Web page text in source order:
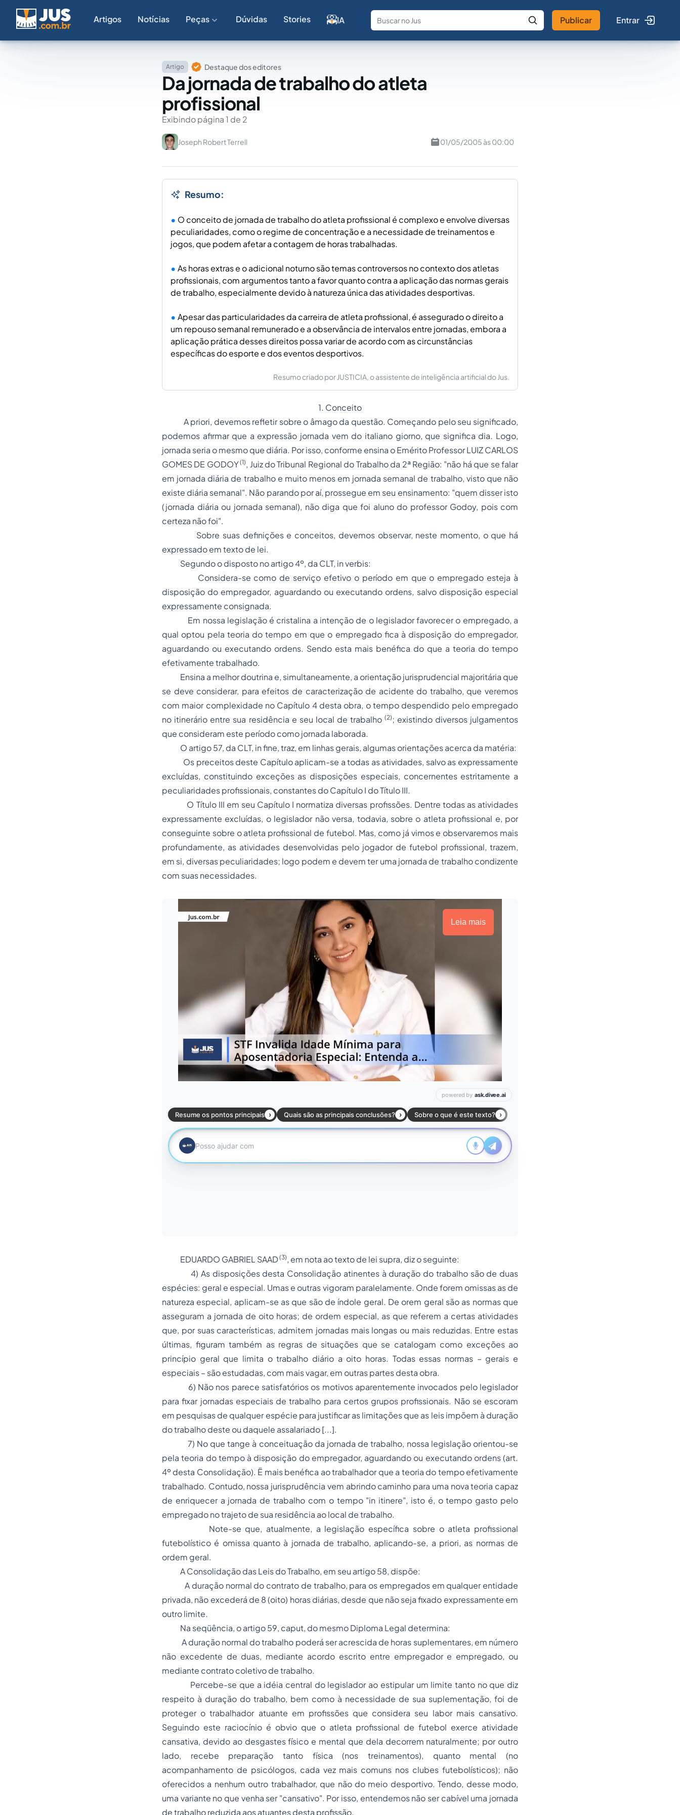
Artigos Notícias Peças Dúvidas Stories IA
Fale com a IA Buscar no Jus
Publicar Entrar
Artigo Destaque dos editores
Da jornada de trabalho do atleta
profissional
Exibindo página 1 de 2
Joseph Robert Terrell 01/05/2005 às 00:00
Resumo:
O conceito de jornada de trabalho do atleta profissional é complexo e envolve diversas
peculiaridades, como o regime de concentração e a necessidade de treinamentos e
jogos, que podem afetar a contagem de horas trabalhadas.
As horas extras e o adicional noturno são temas controversos no contexto dos atletas
profissionais, com argumentos tanto a favor quanto contra a aplicação das normas gerais
de trabalho, especialmente devido à natureza única das atividades desportivas.
Apesar das particularidades da carreira de atleta profissional, é assegurado o direito a
um repouso semanal remunerado e a observância de intervalos entre jornadas, embora a
aplicação prática desses direitos possa variar de acordo com as circunstâncias
específicas do esporte e dos eventos desportivos.
Resumo criado por JUSTICIA, o assistente de inteligência artificial do Jus.
1. Conceito
A priori, devemos refletir sobre o âmago da questão. Começando pelo seu significado,
podemos afirmar que a expressão jornada vem do italiano giorno, que significa dia. Logo,
jornada seria o mesmo que diária. Por isso, conforme ensina o Emérito Professor LUIZ CARLOS
GOMES DE GODOY(1), Juiz do Tribunal Regional do Trabalho da 2ª Região: "não há que se falar
em jornada diária de trabalho e muito menos em jornada semanal de trabalho, visto que não
existe diária semanal". Não parando por aí, prossegue em seu ensinamento: "quem disser isto
(jornada diária ou jornada semanal), não diga que foi aluno do professor Godoy, pois com
certeza não foi".
Sobre suas definições e conceitos, devemos observar, neste momento, o que há
expressado em texto de lei.
Segundo o disposto no artigo 4º, da CLT, in verbis:
Considera-se como de serviço efetivo o período em que o empregado esteja à
disposição do empregador, aguardando ou executando ordens, salvo disposição especial
expressamente consignada.
Em nossa legislação é cristalina a intenção de o legislador favorecer o empregado, a
qual optou pela teoria do tempo em que o empregado fica à disposição do empregador,
aguardando ou executando ordens. Sendo esta mais benéfica do que a teoria do tempo
efetivamente trabalhado.
Ensina a melhor doutrina e, simultaneamente, a orientação jurisprudencial majoritária que
se deve considerar, para efeitos de caracterização de acidente do trabalho, que veremos
com maior complexidade no Capítulo 4 desta obra, o tempo despendido pelo empregado
no itinerário entre sua residência e seu local de trabalho (2) ; existindo diversos julgamentos
que consideram este período como jornada laborada.
O artigo 57, da CLT, in fine, traz, em linhas gerais, algumas orientações acerca da matéria:
Os preceitos deste Capítulo aplicam-se a todas as atividades, salvo as expressamente
excluídas, constituindo exceções as disposições especiais, concernentes estritamente a
peculiaridades profissionais, constantes do Capítulo I do Título III.
O Título III em seu Capítulo I normatiza diversas profissões. Dentre todas as atividades
expressamente excluídas, o legislador não versa, todavia, sobre o atleta profissional e, por
conseguinte sobre o atleta profissional de futebol. Mas, como já vimos e observaremos mais
profundamente, as atividades desenvolvidas pelo jogador de futebol profissional, trazem,
em si, diversas peculiaridades; logo podem e devem ter uma jornada de trabalho condizente
com suas necessidades.
Leia mais
EDUARDO GABRIEL SAAD(3), em nota ao texto de lei supra, diz o seguinte:
4) As disposições desta Consolidação atinentes à duração do trabalho são de duas
espécies: geral e especial. Umas e outras vigoram paralelamente. Onde forem omissas as de
natureza especial, aplicam-se as que são de índole geral. De orem geral são as normas que
asseguram a jornada de oito horas; de ordem especial, as que referem a certas atividades
que, por suas características, admitem jornadas mais longas ou mais reduzidas. Entre estas
últimas, figuram também as regras de situações que se catalogam como exceções ao
princípio geral que limita o trabalho diário a oito horas. Todas essas normas – gerais e
especiais – são estudadas, com mais vagar, em outras partes desta obra.
6) Não nos parece satisfatórios os motivos aparentemente invocados pelo legislador
para fixar jornadas especiais de trabalho para certos grupos profissionais. Não se escoram
em pesquisas de qualquer espécie para justificar as limitações que as leis impõem à duração
do trabalho deste ou daquele assalariado [...].
7) No que tange à conceituação da jornada de trabalho, nossa legislação orientou-se
pela teoria do tempo à disposição do empregador, aguardando ou executando ordens (art.
4º desta Consolidação). Ë mais benéfica ao trabalhador que a teoria do tempo efetivamente
trabalhado. Contudo, nossa jurisprudência vem abrindo caminho para uma nova teoria capaz
de enriquecer a jornada de trabalho com o tempo "in itinere", isto é, o tempo gasto pelo
empregado no trajeto de sua residência ao local de trabalho.
Note-se que, atualmente, a legislação específica sobre o atleta profissional
futebolístico é omissa quanto à jornada de trabalho, aplicando-se, a priori, as normas de
ordem geral.
A Consolidação das Leis do Trabalho, em seu artigo 58, dispõe:
A duração normal do contrato de trabalho, para os empregados em qualquer entidade
privada, não excederá de 8 (oito) horas diárias, desde que não seja fixado expressamente em
outro limite.
Na seqüência, o artigo 59, caput, do mesmo Diploma Legal determina:
A duração normal do trabalho poderá ser acrescida de horas suplementares, em número
não excedente de duas, mediante acordo escrito entre empregador e empregado, ou
mediante contrato coletivo de trabalho.
Percebe-se que a idéia central do legislador ao estipular um limite tanto no que diz
respeito à duração do trabalho, bem como à necessidade de sua suplementação, foi de
proteger o trabalhador atuante em profissões que considera seu labor mais cansativo.
Seguindo este raciocínio é obvio que o atleta profissional de futebol exerce atividade
cansativa, devido ao desgastes físico e mental que dela decorrem naturalmente; por outro
lado, recebe preparação tanto física (nos treinamentos), quanto mental (no
acompanhamento de psicólogos, cada vez mais comuns nos clubes futebolísticos); não
oferecidos a nenhum outro trabalhador, que não do meio desportivo. Tendo, desse modo,
uma variante no que venha ser "cansativo". Por isso, entendemos não ser cabível uma jornada
de trabalho reduzida aos atuantes desta profissão.